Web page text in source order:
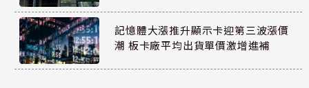
記憶體大漲推升顯示卡迎第三波漲價
潮 板卡廠平均出貨單價激增進補